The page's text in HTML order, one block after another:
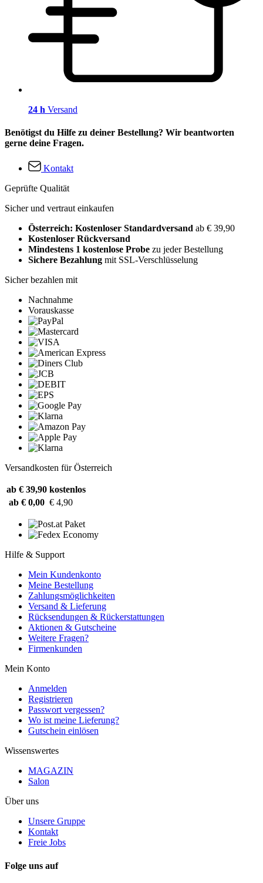
24 h Versand
Benötigst du Hilfe zu deiner Bestellung? Wir beantworten
gerne deine Fragen.
Kontakt
Geprüfte Qualität
Sicher und vertraut einkaufen
Österreich: Kostenloser Standardversand ab € 39,90
Kostenloser Rückversand
Mindestens 1 kostenlose Probe zu jeder Bestellung
Sichere Bezahlung mit SSL-Verschlüsselung
Sicher bezahlen mit
Nachnahme
Vorauskasse
Versandkosten für Österreich
ab € 39,90 kostenlos
ab € 0,00 € 4,90
Hilfe & Support
Mein Kundenkonto
Meine Bestellung
Zahlungsmöglichkeiten
Versand & Lieferung
Rücksendungen & Rückerstattungen
Aktionen & Gutscheine
Weitere Fragen?
Firmenkunden
Mein Konto
Anmelden
Registrieren
Passwort vergessen?
Wo ist meine Lieferung?
Gutschein einlösen
Wissenswertes
MAGAZIN
Salon
Über uns
Unsere Gruppe
Kontakt
Freie Jobs
Folge uns auf